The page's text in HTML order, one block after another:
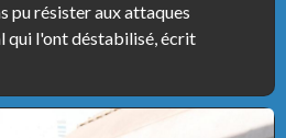
pu résister aux attaques
qui l'ont déstabilisé, écrit